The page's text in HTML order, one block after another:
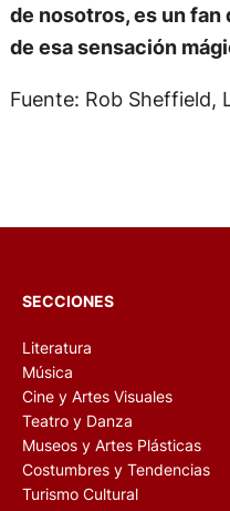
de nosotros, es un fan
de esa sensación
Fuente: Rob Sheffield,
SECCIONES
Literatura
Música
Cine y Artes Visuales
Teatro y Danza
Museos y Artes Plásticas
Costumbres y Tendencias
Turismo Cultural